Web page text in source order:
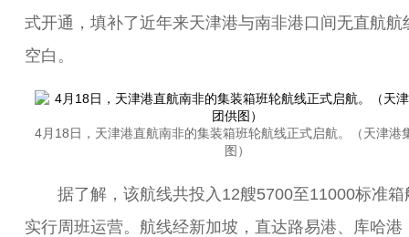
式开通，填补了近年来天津港与南非港口间无直航航
空白。
4月18日，天津港直航南非的集装箱班轮航线正式启航。（天津港
图）
据了解，该航线共投入12艘5700至11000标准箱
实行周班运营。航线经新加坡，直达路易港、库哈港